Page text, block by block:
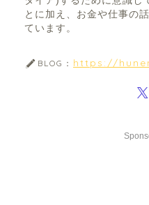
とに加え、お金や仕事の
ています。
BLOG： https://